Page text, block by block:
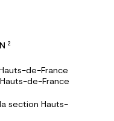
2
de-France
de-France
section Hauts-